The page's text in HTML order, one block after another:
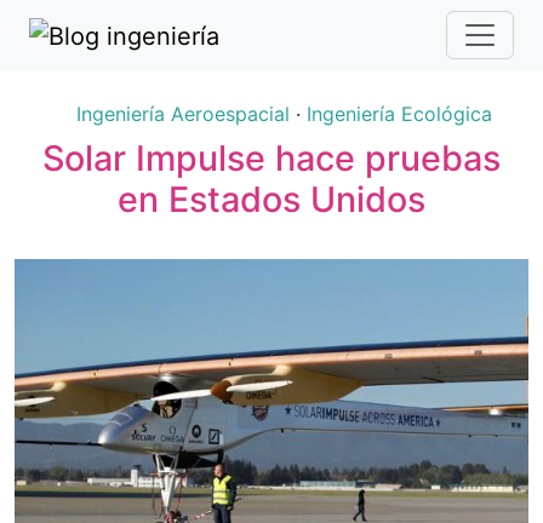
Ingeniería Aeroespacial · Ingeniería Ecológica
Solar Impulse hace pruebas
en Estados Unidos